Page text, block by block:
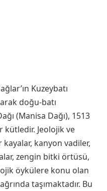
Kuzeybatı
doğu-batı
(Manisa Dağı), 1513
Jeolojik ve
kanyon vadiler,
zengin bitki örtüsü,
öykülere konu olan
taşımaktadır. Bu